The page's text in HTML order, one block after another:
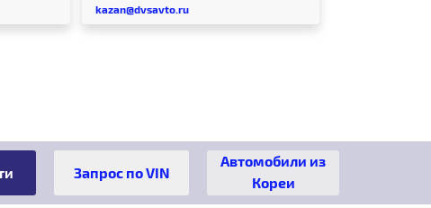
kazan@dvsavto.ru
Автомобили из
Кореи